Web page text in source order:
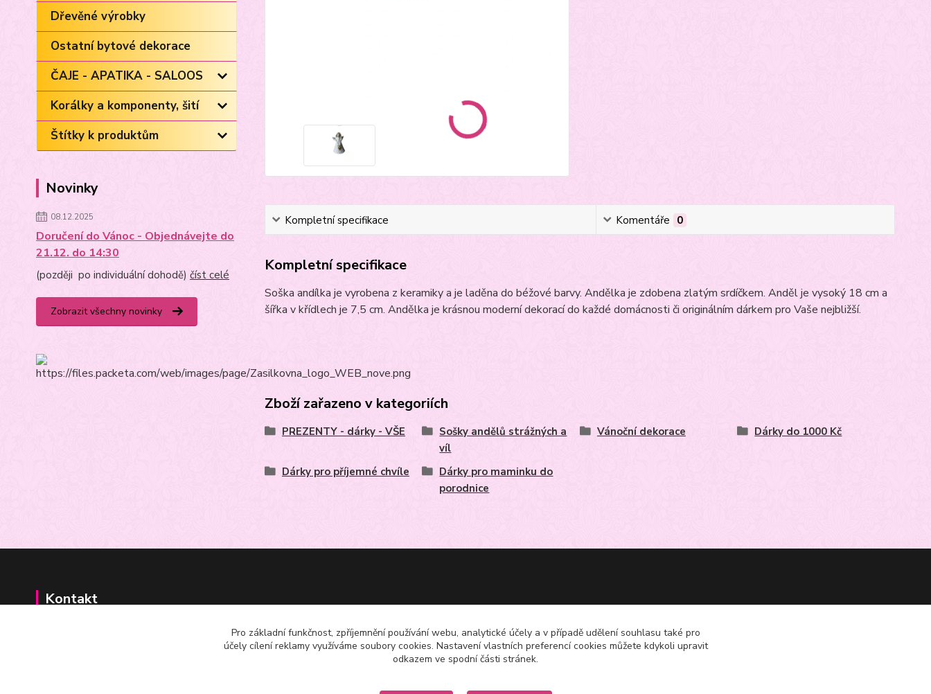
Dřevěné výrobky
Ostatní bytové dekorace
ČAJE - APATIKA - SALOOS
Korálky a komponenty, šití
Štítky k produktům
Novinky
08.12.2025
Doručení do Vánoc - Objednávejte do
21.12. do 14:30
(později po individuální dohodě) číst celé
Zobrazit všechny novinky
Kompletní specifikace Komentáře 0
Kompletní specifikace
Soška andílka je vyrobena z keramiky a je laděna do béžové barvy. Andělka je zdobena zlatým srdíčkem. Anděl je vysoký 18 cm a
šířka v křídlech je 7,5 cm. Andělka je krásnou moderní dekorací do každé domácnosti či originálním dárkem pro Vaše nejbližší.
Zboží zařazeno v kategoriích
PREZENTY - dárky - VŠE
Sošky andělů strážných a
víl
Vánoční dekorace Dárky do 1000 Kč
Dárky pro příjemné chvíle
Dárky pro maminku do
porodnice
Kontakt
Pro základní funkčnost, zpříjemnění používání webu, analytické účely a v případě udělení souhlasu také pro
účely cílení reklamy využíváme soubory cookies. Nastavení vlastních preferencí cookies můžete kdykoli upravit
odkazem ve spodní části stránek.